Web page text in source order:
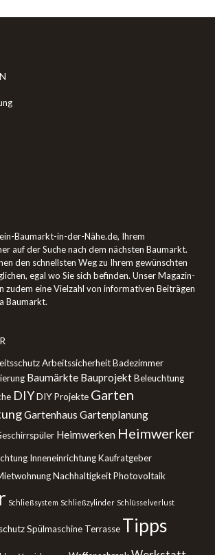
Baumarkt-in-der-Nähe.de, Ihrem
auf der Suche nach dem nächsten Baumarkt.
den schnellsten Weg zu Ihrem gewünschten
egal wo Sie sich befinden. Unser Magazin-
zudem eine Vielzahl von informativen Beiträgen
Baumarkt.
ArbeitssicherheitBadezimmer
Baumärkte BauprojektBeleuchtung
DIYDIY Projekte Garten
Gartenhaus Gartenplanung
Heimwerken Heimwerker
InneneinrichtungKaufratgeber
NachhaltigkeitPhotovoltaik
Schließsystem Schließzylinder Schlüsselverlust
Spülmaschine Terrasse Tipps